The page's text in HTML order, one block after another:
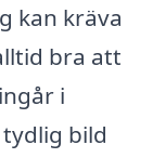
kan kräva
bra att
i
bild